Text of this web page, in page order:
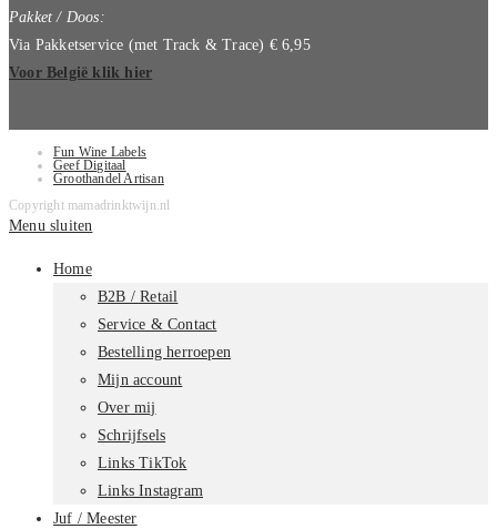
Pakket / Doos:
Via Pakketservice (met Track & Trace) € 6,95
Voor België klik hier
Fun Wine Labels
Geef Digitaal
Groothandel Artisan
Copyright mamadrinktwijn.nl
Menu sluiten
Home
B2B / Retail
Service & Contact
Bestelling herroepen
Mijn account
Over mij
Schrijfsels
Links TikTok
Links Instagram
Juf / Meester